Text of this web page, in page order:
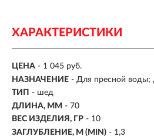
ХАРАКТЕРИСТИКИ
ЦЕНА - 1 045 руб.
НАЗНАЧЕНИЕ - Для пресной воды;
ТИП - шед
ДЛИНА, ММ - 70
ВЕС ИЗДЕЛИЯ, ГР - 10
ЗАГЛУБЛЕНИЕ, М (MIN) - 1,3